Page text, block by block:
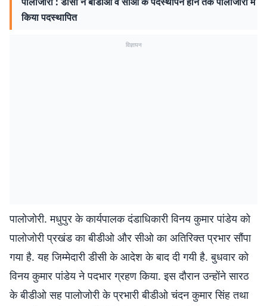
किया पदस्थापित
विज्ञापन
पालोजोरी. मधुपुर के कार्यपालक दंडाधिकारी विनय कुमार पांडेय को
पालोजोरी प्रखंड का बीडीओ और सीओ का अतिरिक्त प्रभार सौंपा
गया है. यह जिम्मेदारी डीसी के आदेश के बाद दी गयी है. बुधवार को
विनय कुमार पांडेय ने पदभार ग्रहण किया. इस दौरान उन्होंने सारठ
के बीडीओ सह पालोजोरी के प्रभारी बीडीओ चंदन कुमार सिंह तथा